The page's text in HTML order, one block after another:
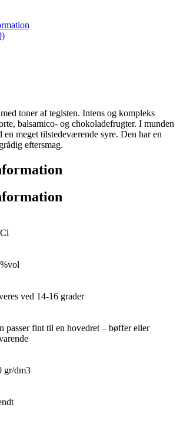
toner af teglsten. Intens og kompleks
balsamico- og chokoladefrugter. I munden
meget tilstedeværende syre. Den har en
eftersmag.
ved 14-16 grader
passer fint til en hovedret – bøffer eller
gr/dm3